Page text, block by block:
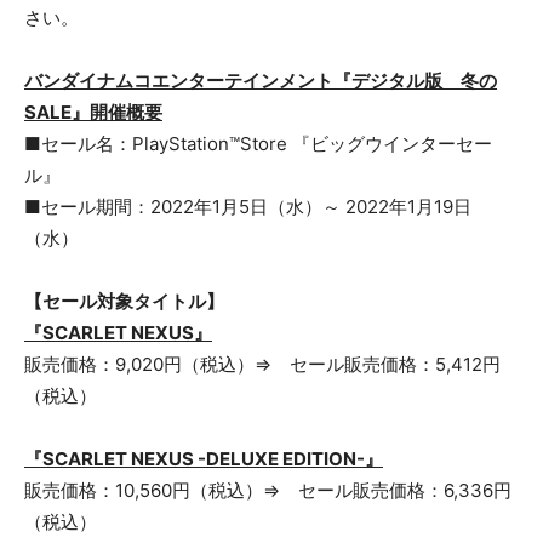
さい。
バンダイナムコエンターテインメント『デジタル版 冬の
SALE』開催概要
■セール名：PlayStation™Store 『ビッグウインターセー
ル』
■セール期間：2022年1月5日（水）～ 2022年1月19日
（水）
【セール対象タイトル】
『SCARLET NEXUS』
販売価格：9,020円（税込）⇒ セール販売価格：5,412円
（税込）
『SCARLET NEXUS -DELUXE EDITION-』
販売価格：10,560円（税込）⇒ セール販売価格：6,336円
（税込）